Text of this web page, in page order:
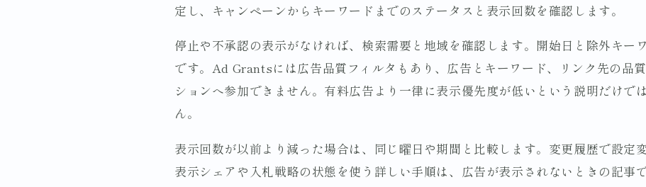
定し、キャンペーンからキーワードまでのステータスと表示回数を確認します。
停止や不承認の表示がなければ、検索需要と地域を確認します。開始日と除外キー
です。Ad Grantsには広告品質フィルタもあり、広告とキーワード、リンク先の品
ションへ参加できません。有料広告より一律に表示優先度が低いという説明だけで
ん。
表示回数が以前より減った場合は、同じ曜日や期間と比較します。変更履歴で設定
表示シェアや入札戦略の状態を使う詳しい手順は、広告が表示されないときの記事